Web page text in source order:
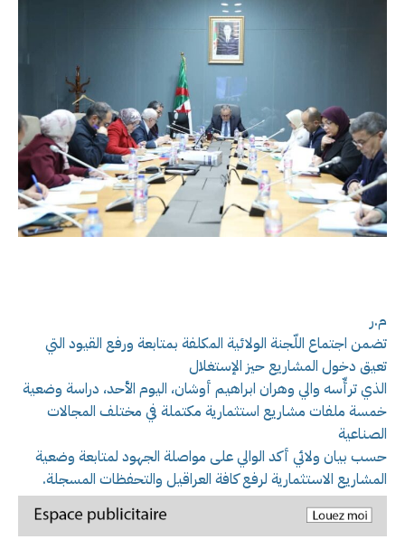
م.ر
تضمن اجتماع اللّجنة الولائية المكلفة بمتابعة ورفع القيود التي
تعيق دخول المشاريع حيز الإستغلال
الذي ترأّسه والي وهران ابراهيم أوشان، اليوم الأحد، دراسة وضعية
خمسة ملفات مشاريع استثمارية مكتملة في مختلف المجالات
الصناعية
حسب بيان ولائي أكد الوالي على مواصلة الجهود لمتابعة وضعية
المشاريع الاستثمارية لرفع كافة العراقيل والتحفظات المسجلة.